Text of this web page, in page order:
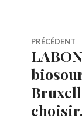
de
PRÉCÉDENT
Article
précédent :
choisir.